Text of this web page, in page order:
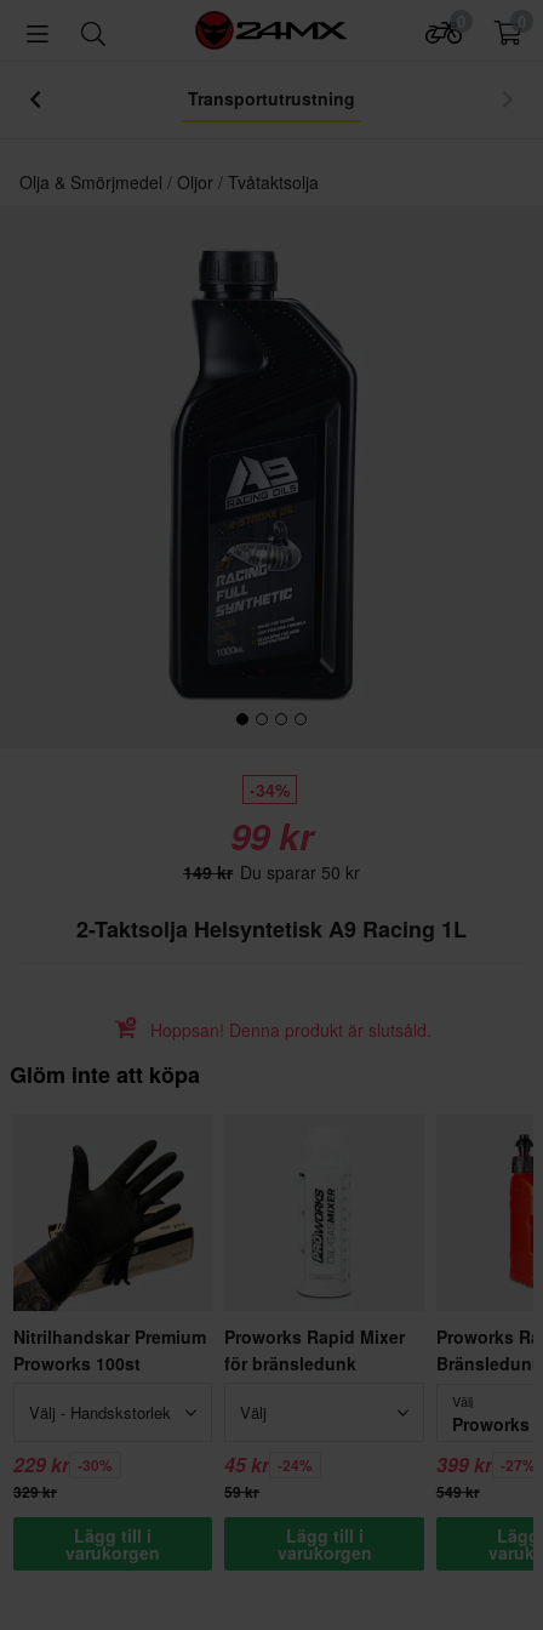
Transportutrustning
Olja & Smörjmedel Oljor Tvåtaktsolja
-34%
99 kr
149 kr Du sparar 50 kr
2-Taktsolja Helsyntetisk A9 Racing 1L
Hoppsan! Denna produkt är slutsåld.
Glöm inte att köpa
Nitrilhandskar Premium
Proworks 100st
Välj - Handskstorlek
229 kr -30%
329 kr
Lägg till i
varukorgen
Proworks Rapid Mixer
för bränsledunk
Välj
45 kr -24%
59 kr
Lägg till i
varukorgen
Proworks
Välj
399 kr -27%
549 kr